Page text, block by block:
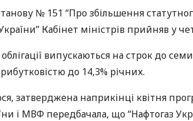
№ 151 “Про збільшення
Кабінет міністрів прийняв у
випускаються на строк до семи
до 14,3% річних.
затверджена наприкінці квітня
і МВФ передбачала, що “Нафтогаз